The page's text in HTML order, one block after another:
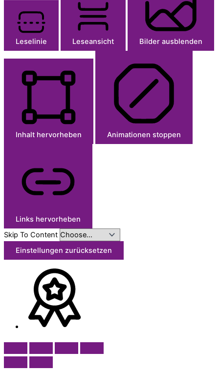
Leselinie Leseansicht Bilder ausblenden
Inhalt hervorheben Animationen stoppen
Links hervorheben
Skip To Content
Einstellungen zurücksetzen